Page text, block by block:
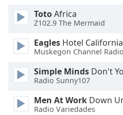
Opacity
Text
Background
TotoAfrica
Z102.9 The Mermaid
Eagles Hotel California
Muskegon Channel Radio
Simple Minds Don't
Radio Sunny107
Men At Work Down
Radio Variedades